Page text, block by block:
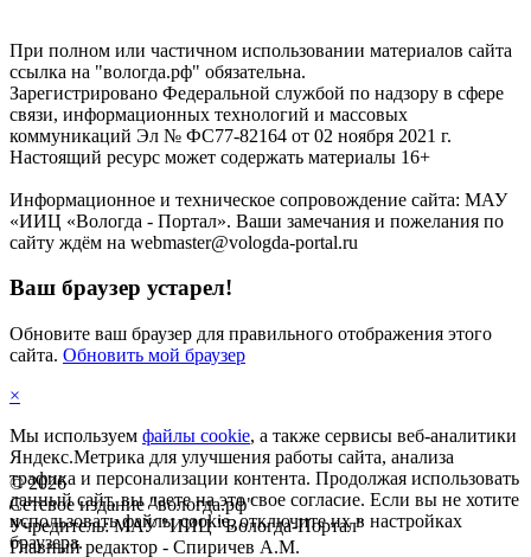
©2026
Сетевое издание "вологда.рф"
Учредитель: МАУ "ИИЦ "Вологда-Портал"
Главный редактор - Спиричев А.М.
При полном или частичном использовании материалов сайта
ссылка на "вологда.рф" обязательна.
Зарегистрировано Федеральной службой по надзору в сфере
связи, информационных технологий и массовых
коммуникаций Эл № ФС77-82164 от 02 ноября 2021 г.
Настоящий ресурс может содержать материалы 16+
Информационное и техническое сопровождение сайта: МАУ
«ИИЦ «Вологда - Портал». Ваши замечания и пожелания по
сайту ждём на webmaster@vologda-portal.ru
Ваш браузер устарел!
Обновите ваш браузер для правильного отображения этого
сайта. Обновить мой браузер
×
Мы используем файлы cookie, а также сервисы веб-аналитики
Яндекс.Метрика для улучшения работы сайта, анализа
трафика и персонализации контента. Продолжая использовать
данный сайт, вы даете на это свое согласие. Если вы не хотите
использовать файлы cookie, отключите их в настройках
браузера.